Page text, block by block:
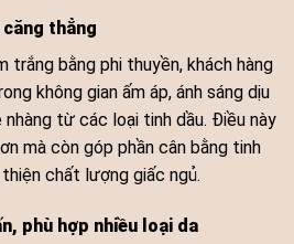
thẳng
trắng bằng phi thuyền, khách hàng
không gian ấm áp, ánh sáng dịu
nhàng từ các loại tinh dầu. Điều này
mà còn góp phần cân bằng tinh
chất lượng giấc ngủ.
phù hợp nhiều loại da